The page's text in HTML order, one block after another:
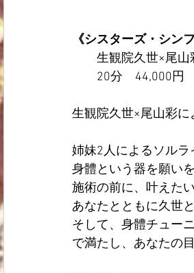
《シスターズ・シン
生観院久世×尾山
20分 44,000円
生観院久世×尾山彩に
姉妹2人によるソル
身體という器を願い
施術の前に、叶えた
あなたとともに久世
そして、身體チュー
で満たし、あなたの